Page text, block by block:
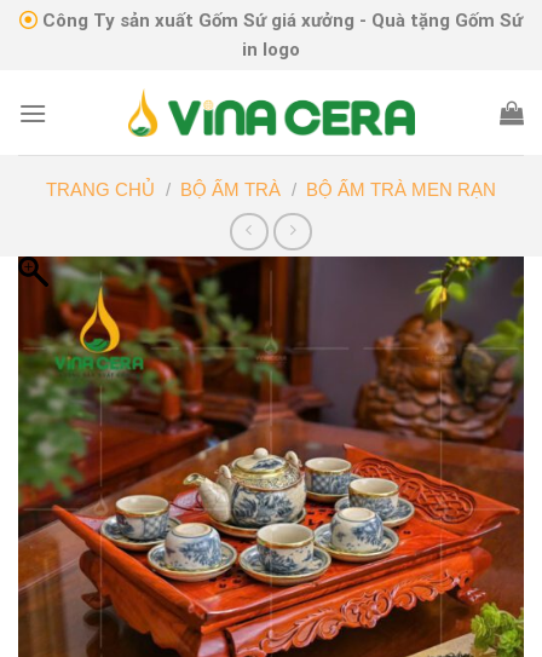
Skip Công Ty sản xuất Gốm Sứ giá xưởng - Quà tặng Gốm Sứ
in logo
TRANG CHỦ / BỘ ẤM TRÀ / BỘ ẤM TRÀ MEN RẠN